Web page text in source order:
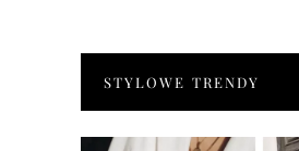
STYLOWE TRENDY